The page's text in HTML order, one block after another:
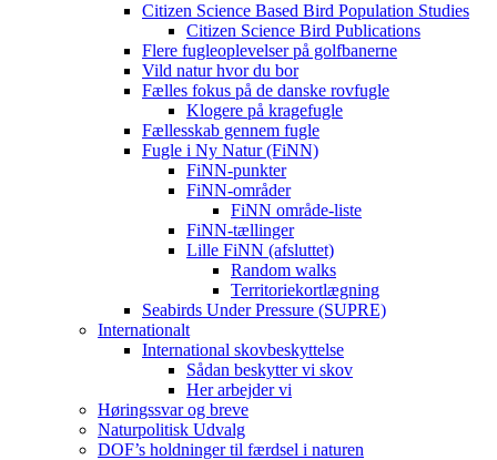
Citizen Science Based Bird Population Studies
Citizen Science Bird Publications
Flere fugleoplevelser på golfbanerne
Vild natur hvor du bor
Fælles fokus på de danske rovfugle
Klogere på kragefugle
Fællesskab gennem fugle
Fugle i Ny Natur (FiNN)
FiNN-punkter
FiNN-områder
FiNN område-liste
FiNN-tællinger
Lille FiNN (afsluttet)
Random walks
Territoriekortlægning
Seabirds Under Pressure (SUPRE)
Internationalt
International skovbeskyttelse
Sådan beskytter vi skov
Her arbejder vi
Høringssvar og breve
Naturpolitisk Udvalg
DOF’s holdninger til færdsel i naturen